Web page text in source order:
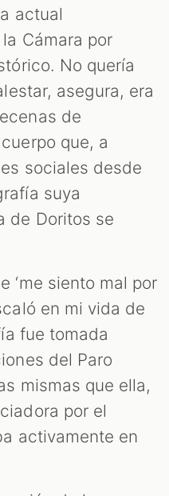
actual
Cámara por
No quería
asegura, era
de
que, a
sociales desde
suya
de Doritos se
‘me siento mal por
en mi vida de
fue tomada
del Paro
mismas que ella,
por el
activamente en